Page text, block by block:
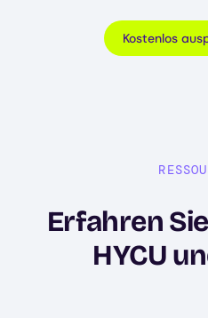
Kostenlos
Erfahren
HYCU